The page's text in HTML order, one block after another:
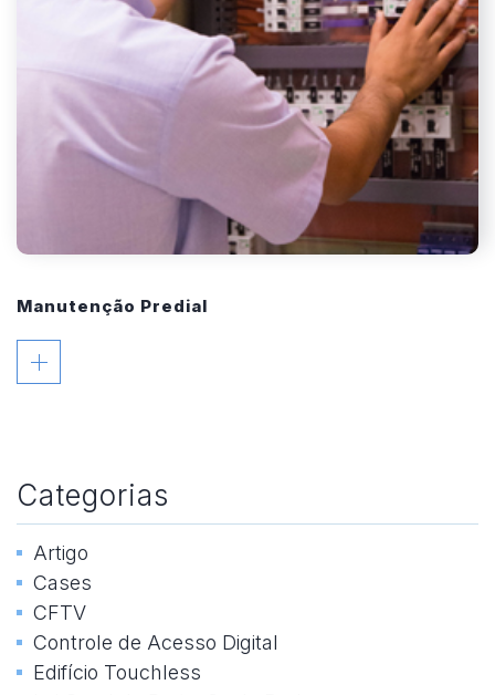
Manutenção Predial
Categorias
Artigo
Cases
CFTV
Controle de Acesso Digital
Edifício Touchless